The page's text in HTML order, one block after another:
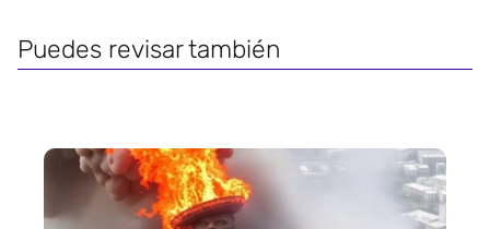
Puedes revisar también